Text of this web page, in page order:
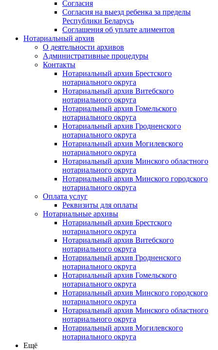
Согласия
Согласия на выезд ребенка за пределы
Республики Беларусь
Соглашения об уплате алиментов
Нотариальный архив
О деятельности архивов
Административные процедуры
Контакты
Нотариальный архив Брестского
нотариального округа
Нотариальный архив Витебского
нотариального округа
Нотариальный архив Гомельского
нотариального округа
Нотариальный архив Гродненского
нотариального округа
Нотариальный архив Могилевского
нотариального округа
Нотариальный архив Минского областного
нотариального округа
Нотариальный архив Минского городского
нотариального округа
Оплата услуг
Реквизиты для оплаты
Нотариальные архивы
Нотариальный архив Брестского
нотариального округа
Нотариальный архив Витебского
нотариального округа
Нотариальный архив Гродненского
нотариального округа
Нотариальный архив Гомельского
нотариального округа
Нотариальный архив Минского городского
нотариального округа
Нотариальный архив Минского областного
нотариального округа
Нотариальный архив Могилевского
нотариального округа
Ещё